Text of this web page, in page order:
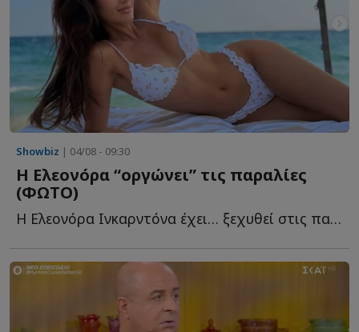
Showbiz | 04/08 - 09:30
Η Ελεονόρα “οργώνει” τις παραλίες
(ΦΩΤΟ)
Η Ελεονόρα Ινκαρντόνα έχει… ξεχυθεί στις παραλίες κ...